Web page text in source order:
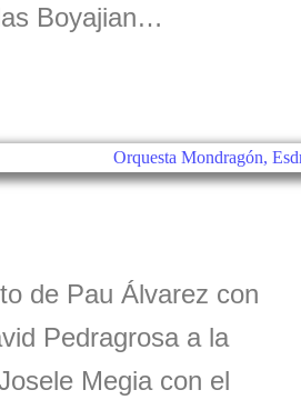
Boyajian…
de Pau Álvarez con
Pedragrosa a la
Megia con el